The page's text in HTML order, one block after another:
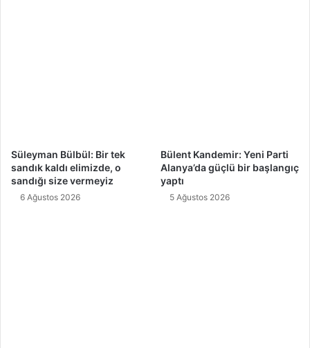
Süleyman Bülbül: Bir tek
sandık kaldı elimizde, o
sandığı size vermeyiz
6 Ağustos 2026
Bülent Kandemir: Yeni Parti
Alanya’da güçlü bir başlangıç
yaptı
5 Ağustos 2026